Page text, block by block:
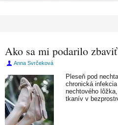
Ako sa mi podarilo
Anna Svrčeková
Pleseň pod
chronická
nechtového
tkanív v